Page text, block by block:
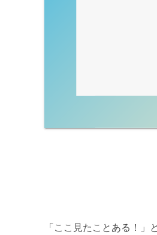
「ここ見たことある！」